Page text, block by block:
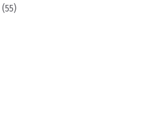
(55)